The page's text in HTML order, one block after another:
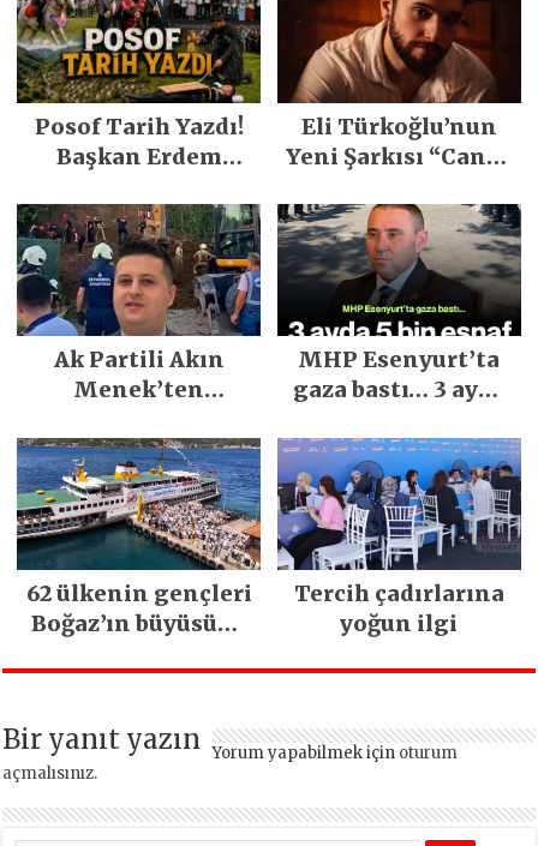
Posof Tarih Yazdı!
Başkan Erdem
Emeğiyle Son
Yılların En Büyük
Festivali
Gerçekleşti
Eli Türkoğlu’nun
Yeni Şarkısı “Canın
İlgi Gördü!..
Ak Partili Akın
Menek’ten
heyelan sonrası
kritik uyarı
MHP Esenyurt’ta
gaza bastı… 3 ayda
edildi
62 ülkenin gençleri
Boğaz’ın büyüsüne
Tercih çadırlarına
yoğun ilgi
Bir yanıt yazın Yorum yapabilmek için oturum
açmalısınız.